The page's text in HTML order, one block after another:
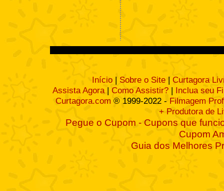
Início | Sobre o Site | Curtagora
Assista Agora| Como Assistir? | Inclua seu
Curtagora.com ® 1999-2022 - Filmagem
+ Produtora de
Pegue o Cupom - Cupons que
Cupom
Guia dos Melhores